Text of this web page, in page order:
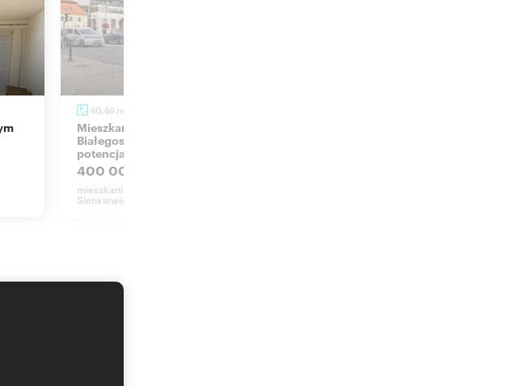
40,46 m
Mieszkanie 40,46 m² w centrum
Białegostoku - inwestycyjny
potencjał
400 000 zł
mieszkanie Białystok, Centrum, Henryka
Sienkiewicza